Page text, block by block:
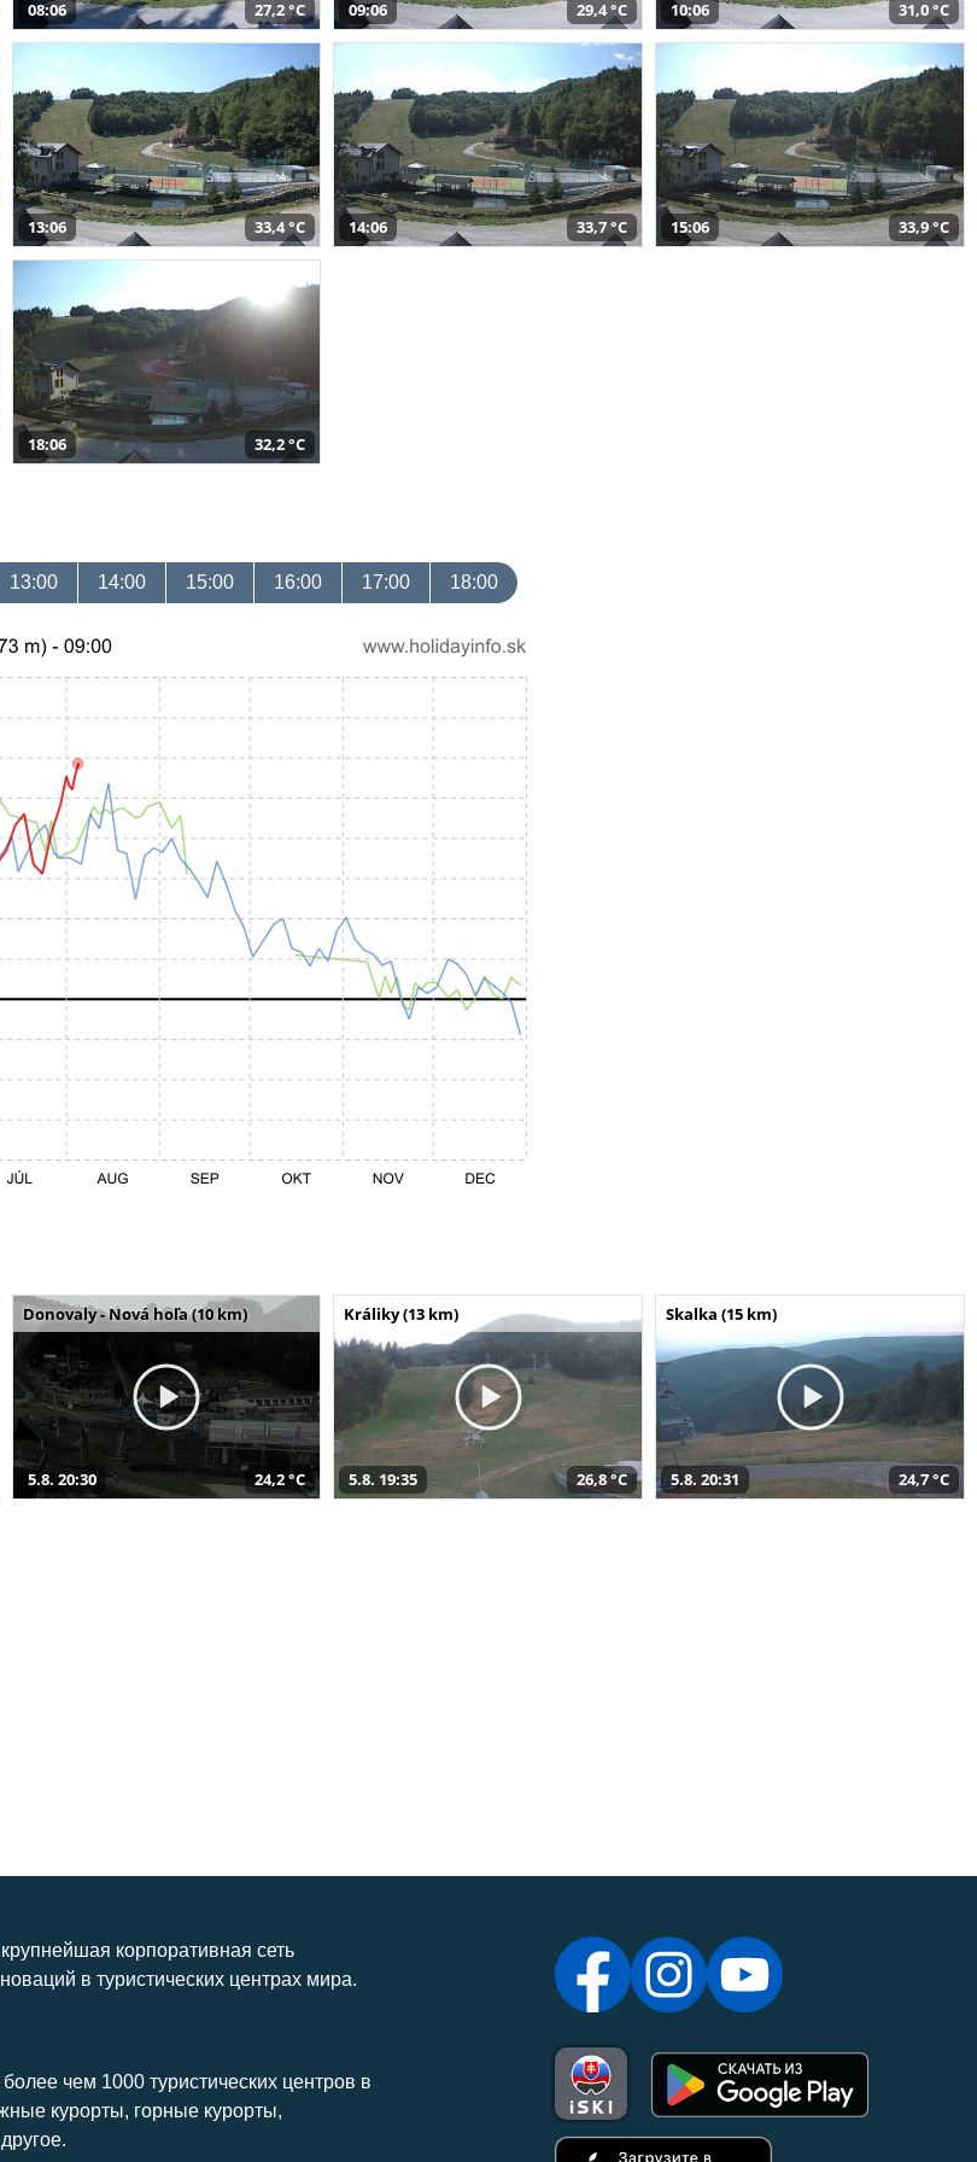
08:06 27,2 °C 09:06 29,4 °C 10:06 31,0 °C
13:06 33,4 °C 14:06 33,7 °C 15:06 33,9 °C
18:06 32,2 °C
13:00 14:00 15:00 16:00 17:00 18:00
Donovaly - Nová hoľa (10 km)
5.8. 20:30 24,2 °C
Králiky (13 km)
5.8. 19:35 26,8 °C
Skalka (15 km)
5.8. 20:31 24,7 °C
корпоративная сеть
в туристических центрах мира.
чем 1000 туристических центров в
курорты, горные курорты,